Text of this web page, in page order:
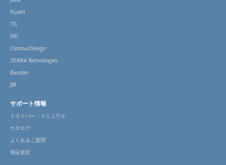
PureFi
TTL
VRi
ContourDesign
ZEBRA Technologies
Baumer
JM
サポート情報
ドライバー・マニュアル
カタログ
よくあるご質問
保証規定